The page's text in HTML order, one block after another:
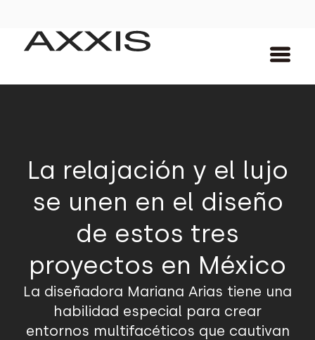
La relajación y el lujo
se unen en el diseño
de estos tres
proyectos en México
La diseñadora Mariana Arias tiene una
habilidad especial para crear
entornos multifacéticos que cautivan